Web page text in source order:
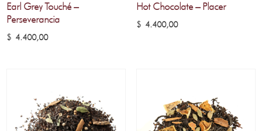
Earl Grey Touché –
Perseverancia
$ 4.400,00
Hot Chocolate – Placer
$4.400,00